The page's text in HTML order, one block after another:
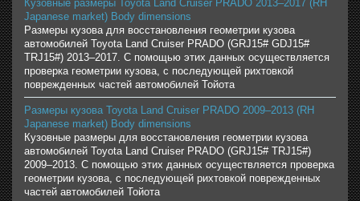
Кузовные размеры Toyota Land Cruiser PRADO 2013–2017 (RH
Japanese market) Body dimensions
Размеры кузова для восстановления геометрии кузова
автомобилей Toyota Land Cruiser PRADO (GRJ15# GDJ15#
TRJ15#) 2013–2017. С помощью этих данных осуществляется
проверка геометрии кузова, с последующей рихтовкой
поврежденных частей автомобилей Тойота
Размеры кузова Toyota Land Cruiser PRADO 2009–2013 (RH
Japanese market) Body dimensions
Кузовные размеры для восстановления геометрии кузова
автомобилей Toyota Land Cruiser PRADO (GRJ15# TRJ15#)
2009–2013. С помощью этих данных осуществляется проверка
геометрии кузова, с последующей рихтовкой поврежденных
частей автомобилей Тойота